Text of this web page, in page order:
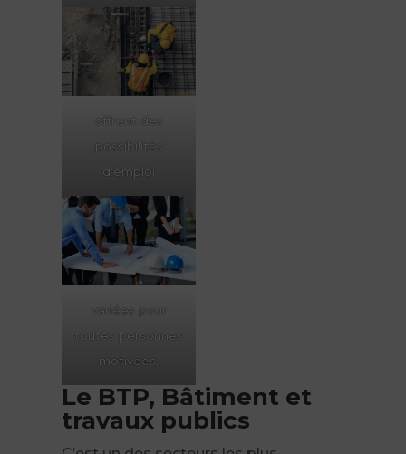
offrent des
possibilités
d’emploi
variées pour
toutes personnes
motivées.
Le BTP, Bâtiment et
travaux publics